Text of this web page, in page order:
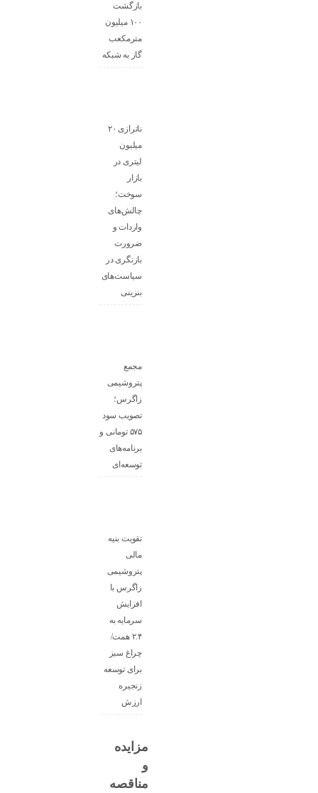
بازگشت
۱۰۰ میلیون
مترمکعب
گاز به شبکه
ناترازی ۲۰
میلیون
لیتری در
بازار
سوخت؛
چالش‌های
واردات و
ضرورت
بازنگری در
سیاست‌های
بنزینی
مجمع
پتروشیمی
زاگرس؛
تصویب سود
۵۷۵ تومانی و
برنامه‌های
توسعه‌ای
تقویت بنیه
مالی
پتروشیمی
زاگرس با
افزایش
سرمایه به
۲.۴ همت/
چراغ سبز
برای توسعه
زنجیره
ارزش
مزایده
و
مناقصه